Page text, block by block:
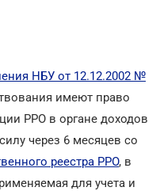
НБУ от 12.12.2002 №
имеют право
РРО в органе доходов
через 6 месяцев со
реестра РРО, в
для учета и